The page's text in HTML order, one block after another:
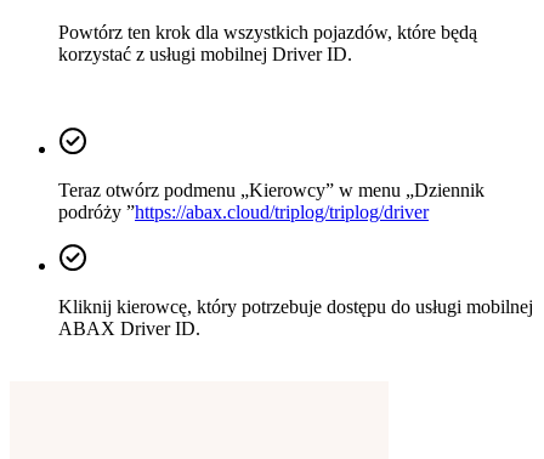
Powtórz ten krok dla wszystkich pojazdów, które będą
korzystać z usługi mobilnej Driver ID.
Teraz otwórz podmenu „Kierowcy” w menu „Dziennik
podróży ”https://abax.cloud/triplog/triplog/driver
Kliknij kierowcę, który potrzebuje dostępu do usługi mobilnej
ABAX Driver ID.